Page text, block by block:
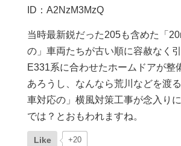
ID：A2NzM3MzQ
当時最新鋭だった205も含めた「
の」車両たちが古い順に容赦なく
E331系に合わせたホームドアが整
あろうし、なんなら荒川などを渡
車対応の」横風対策工事が念入り
では？とおもわれますね。
Like +20